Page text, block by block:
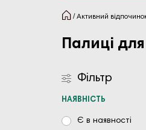
Активний
Палиці для
Фільтр
НАЯВНІСТЬ
Є в наявності